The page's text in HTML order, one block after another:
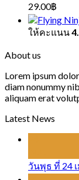
29.00฿
ให้คะแนน
About us
Lorem ipsum
diam nonummy
aliquam erat
Latest News
วันพุธ ที่ 24